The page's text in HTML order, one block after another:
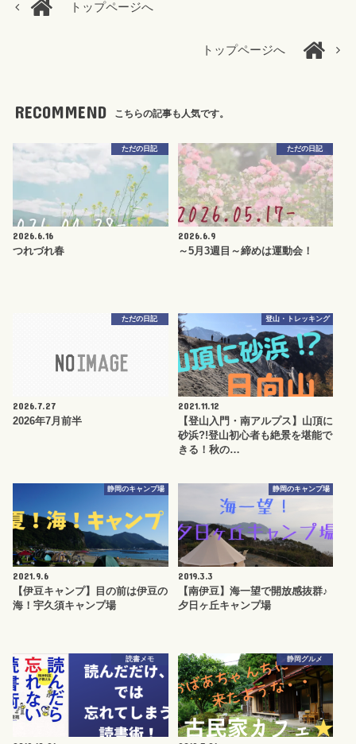
トップページへ
トップページへ
RECOMMEND こちらの記事も人気です。
ただの日記
2026.6.16
つれづれ春
ただの日記
2026.6.9
～5月3週目～締めは運動会！
ただの日記
2026.7.27
2026年7月前半
登山・トレッキング
2021.11.12
【登山入門・南アルプス】山頂に
砂浜?!登山初心者も絶景を堪能で
きる！秋の…
静岡のキャンプ場
2021.9.6
【伊豆キャンプ】目の前は伊豆の
海！宇久須キャンプ場
静岡のキャンプ場
2019.3.3
【南伊豆】海一望で開放感抜群♪
夕日ヶ丘キャンプ場
読書メモ 静岡グルメ